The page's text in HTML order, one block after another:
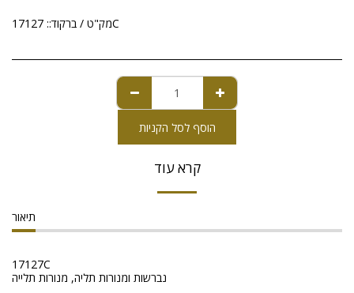
מק"ט / ברקוד::17127C
הוסף לסל הקניות
קרא עוד
תיאור
17127C
נברשות ומנורות תליה, מנורות תלייה